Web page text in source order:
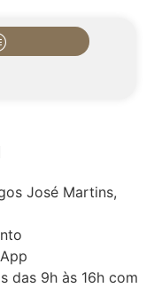
José Martins,
das 9h às 16h com